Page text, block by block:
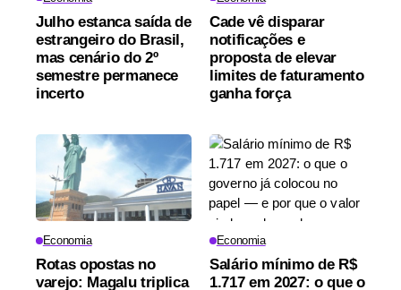
Julho estanca saída de
estrangeiro do Brasil,
mas cenário do 2º
semestre permanece
incerto
Cade vê disparar
notificações e
proposta de elevar
limites de faturamento
ganha força
Economia
Rotas opostas no
varejo: Magalu triplica
Economia
Salário mínimo de R$
1.717 em 2027: o que o